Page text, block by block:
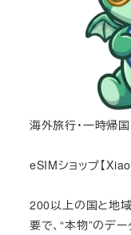
海外旅行・一時帰
eSIMショップ【
200以上の国と地
要で、“本物”のデ